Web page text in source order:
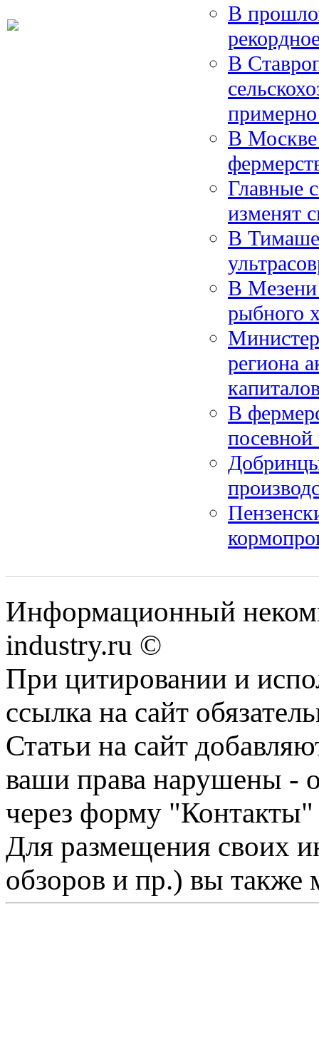
В
В
В Москве
Главные
изменят
В
В Мезени
рыбного
региона
В
Информационный
industry.ru ©
При цитировании и
ссылка на сайт
Статьи на сайт
ваши права нарушены -
через форму "Контакты"
Для размещения своих
обзоров и пр.) вы также